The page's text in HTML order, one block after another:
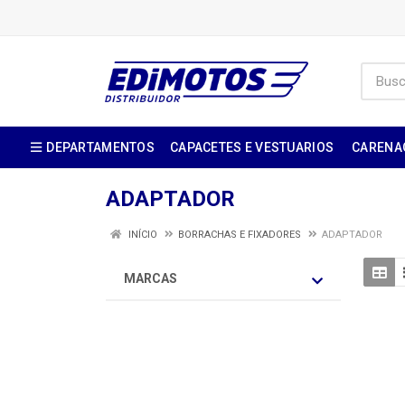
DEPARTAMENTOS CAPACETES E VESTUARIOS
ADAPTADOR
INÍCIO BORRACHAS E FIXADORES ADAPTADOR
MARCAS